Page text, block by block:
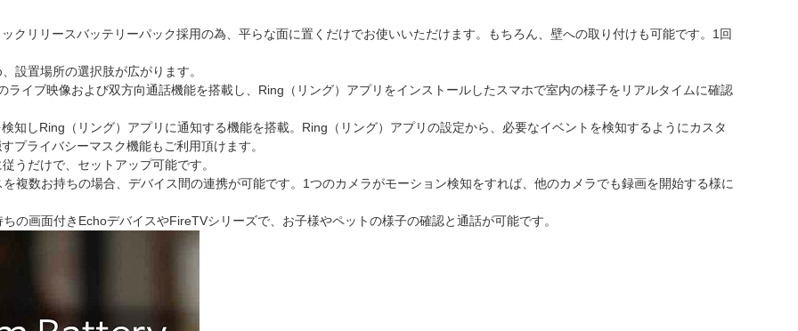
クリリースバッテリーパック採用の為、平らな面に置くだけでお使いいただけます。もちろん、壁への取り付けも可能です。1回
設置場所の選択肢が広がります。
イブ映像および双方向通話機能を搭載し、Ring（リング）アプリをインストールしたスマホで室内の様子をリアルタイムに確認
知しRing（リング）アプリに通知する機能を搭載。Ring（リング）アプリの設定から、必要なイベントを検知するようにカスタ
プライバシーマスク機能もご利用頂けます。
うだけで、セットアップ可能です。
複数お持ちの場合、デバイス間の連携が可能です。1つのカメラがモーション検知をすれば、他のカメラでも録画を開始する様に
の画面付きEchoデバイスやFireTVシリーズで、お子様やペットの様子の確認と通話が可能です。